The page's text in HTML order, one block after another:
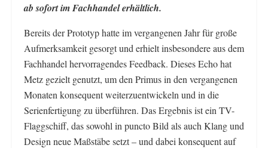
ab sofort im Fachhandel erhältlich.
Bereits der Prototyp hatte im vergangenen Jahr für große
Aufmerksamkeit gesorgt und erhielt insbesondere aus dem
Fachhandel hervorragendes Feedback. Dieses Echo hat
Metz gezielt genutzt, um den Primus in den vergangenen
Monaten konsequent weiterzuentwickeln und in die
Serienfertigung zu überführen. Das Ergebnis ist ein TV-
Flaggschiff, das sowohl in puncto Bild als auch Klang und
Design neue Maßstäbe setzt – und dabei konsequent auf